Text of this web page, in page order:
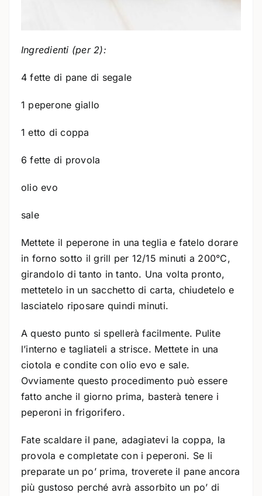
Ingredienti (per 2):
4 fette di pane di segale
1 peperone giallo
1 etto di coppa
6 fette di provola
olio evo
sale
Mettete il peperone in una teglia e fatelo dorare
in forno sotto il grill per 12/15 minuti a 200°C,
girandolo di tanto in tanto. Una volta pronto,
mettetelo in un sacchetto di carta, chiudetelo e
lasciatelo riposare quindi minuti.
A questo punto si spellerà facilmente. Pulite
l’interno e tagliateli a strisce. Mettete in una
ciotola e condite con olio evo e sale.
Ovviamente questo procedimento può essere
fatto anche il giorno prima, basterà tenere i
peperoni in frigorifero.
Fate scaldare il pane, adagiatevi la coppa, la
provola e completate con i peperoni. Se li
preparate un po’ prima, troverete il pane ancora
più gustoso perché avrà assorbito un po’ di